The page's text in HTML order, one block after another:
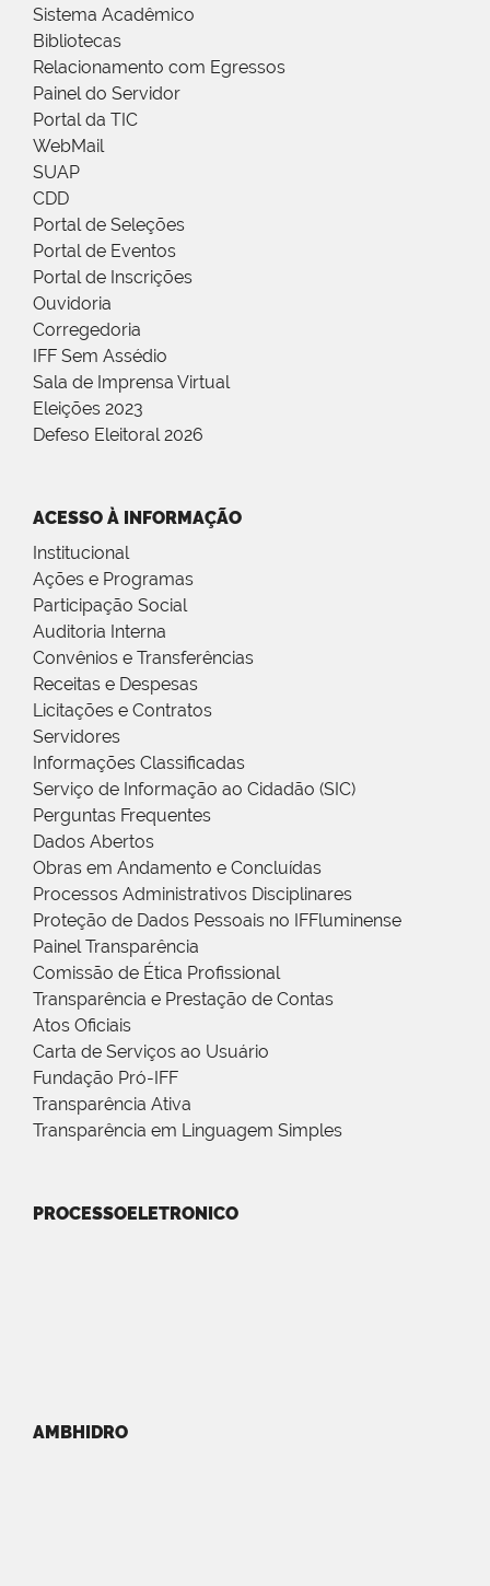
Sistema Acadêmico
Bibliotecas
Relacionamento com Egressos
Painel do Servidor
Portal da TIC
WebMail
SUAP
CDD
Portal de Seleções
Portal de Eventos
Portal de Inscrições
Ouvidoria
Corregedoria
IFF Sem Assédio
Sala de Imprensa Virtual
Eleições 2023
Defeso Eleitoral 2026
ACESSO À INFORMAÇÃO
Institucional
Ações e Programas
Participação Social
Auditoria Interna
Convênios e Transferências
Receitas e Despesas
Licitações e Contratos
Servidores
Informações Classificadas
Serviço de Informação ao Cidadão (SIC)
Perguntas Frequentes
Dados Abertos
Obras em Andamento e Concluídas
Processos Administrativos Disciplinares
Proteção de Dados Pessoais no IFFluminense
Painel Transparência
Comissão de Ética Profissional
Transparência e Prestação de Contas
Atos Oficiais
Carta de Serviços ao Usuário
Fundação Pró-IFF
Transparência Ativa
Transparência em Linguagem Simples
PROCESSOELETRONICO
AMBHIDRO